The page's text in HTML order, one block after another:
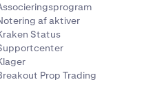
af aktiver
Status
Prop Trading